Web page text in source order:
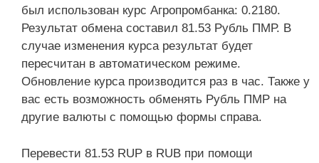
был использован курс Агропромбанка: 0.2180.
Результат обмена составил 81.53 Рубль ПМР. В
случае изменения курса результат будет
пересчитан в автоматическом режиме.
Обновление курса производится раз в час. Также у
вас есть возможность обменять Рубль ПМР на
другие валюты с помощью формы справа.
Перевести 81.53 RUP в RUB при помощи